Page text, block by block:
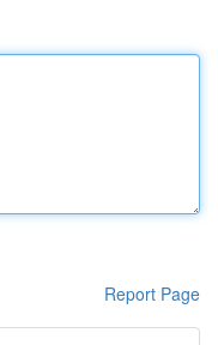
Report Page